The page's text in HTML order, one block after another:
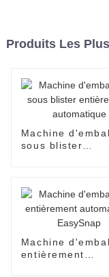
Produits Les
Machine
sous blister
Machine
entièrement